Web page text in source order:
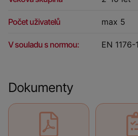
Počet uživatelů max 5
V souladu s normou: EN 1176-
Dokumenty